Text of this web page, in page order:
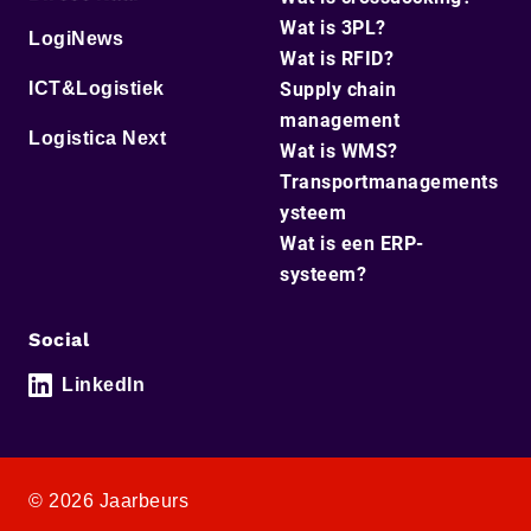
LogiNews
ICT&Logistiek
Logistica Next
Wat is 3PL?
Wat is RFID?
Supply chain
management
Wat is WMS?
Transportmanagements
ysteem
Wat is een ERP-
systeem?
Social
LinkedIn
© 2026 Jaarbeurs